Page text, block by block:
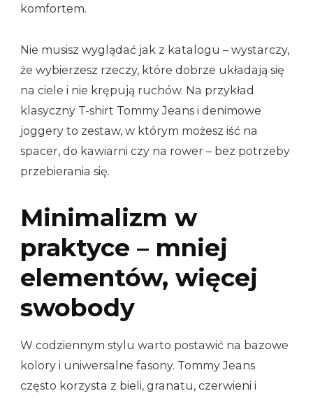
komfortem.
Nie musisz wyglądać jak z katalogu – wystarczy,
że wybierzesz rzeczy, które dobrze układają się
na ciele i nie krępują ruchów. Na przykład
klasyczny T-shirt Tommy Jeans i denimowe
joggery to zestaw, w którym możesz iść na
spacer, do kawiarni czy na rower – bez potrzeby
przebierania się.
Minimalizm w
praktyce – mniej
elementów, więcej
swobody
W codziennym stylu warto postawić na bazowe
kolory i uniwersalne fasony. Tommy Jeans
często korzysta z bieli, granatu, czerwieni i